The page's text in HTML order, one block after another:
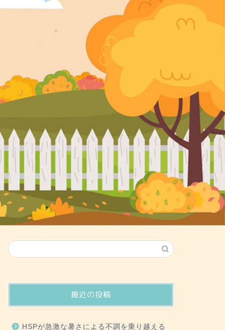
最近の投稿
HSPが急激な暑さによる不調を乗り越える